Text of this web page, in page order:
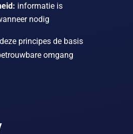
informatie is
nodig
principes de basis
omgang